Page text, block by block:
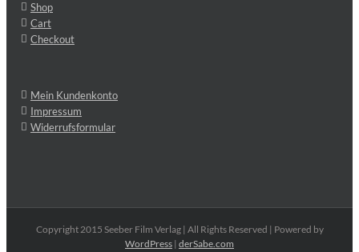
Shop
Cart
Checkout
Mein Kundenkonto
Impressum
Widerrufsformular
Copyright 2015 Seeber Film Verlag | All Rights Reserved | Powered by
WordPress | derSabe.com